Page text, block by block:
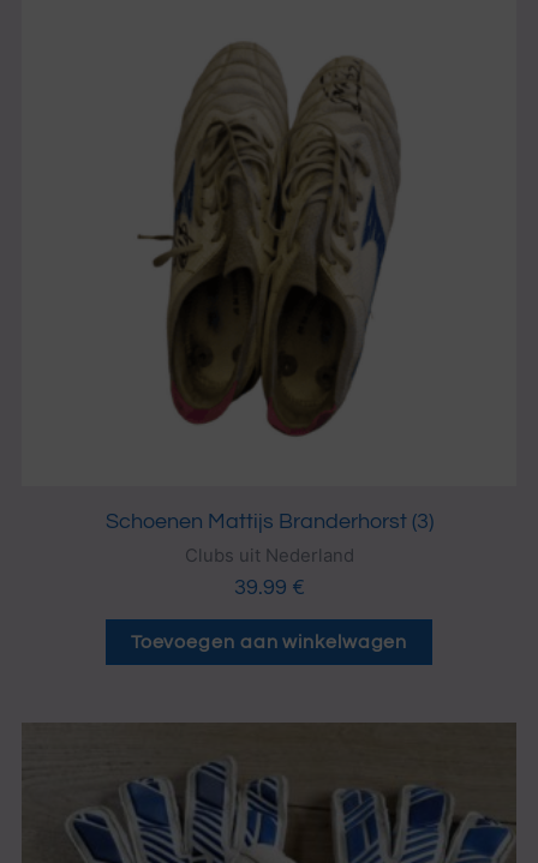
Schoenen Mattijs Branderhorst (3)
Clubs uit Nederland
39.99 €
Toevoegen aan winkelwagen